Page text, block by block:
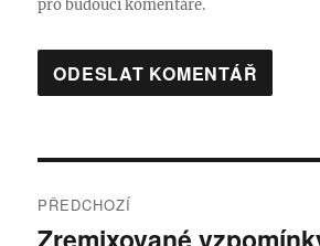
pro budoucí komentáře.
pro
PŘEDCHOZÍ
Předchozí